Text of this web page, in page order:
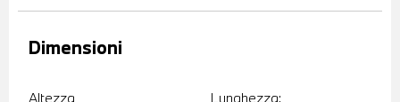
Altezza Lunghezza:
Dimensioni